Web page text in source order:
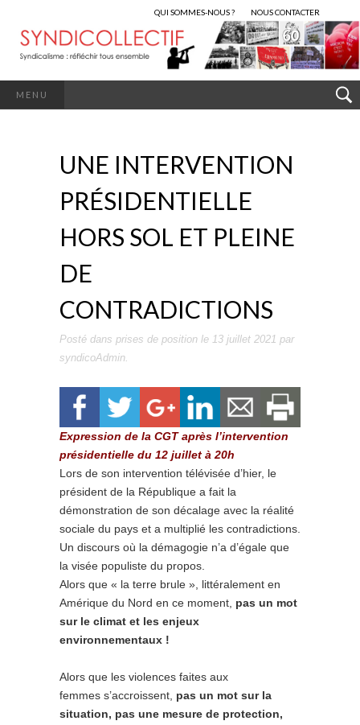
QUI SOMMES-NOUS ? NOUS CONTACTER
MENU
UNE INTERVENTION
PRÉSIDENTIELLE
HORS SOL ET PLEINE
DE
CONTRADICTIONS
Posté dans prises de position le 13 juillet 2021 par
syndicoAdmin.
Expression de la CGT après l’intervention
présidentielle du 12 juillet à 20h
Lors de son intervention télévisée d’hier, le
président de la République a fait la
démonstration de son décalage avec la réalité
sociale du pays et a multiplié les contradictions.
Un discours où la démagogie n’a d’égale que
la visée populiste du propos.
Alors que « la terre brule », littéralement en
Amérique du Nord en ce moment, pas un mot
sur le climat et les enjeux
environnementaux !
Alors que les violences faites aux
femmes s’accroissent, pas un mot sur la
situation, pas une mesure de protection,